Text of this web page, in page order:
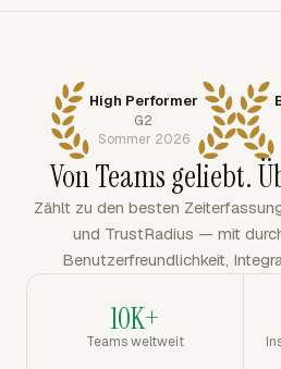
High Performer
G2
Sommer 2026
Von Teams geliebt.
Zählt zu den besten
und TrustRadius — mit
Benutzerfreundlichkeit,
10K+
Teams weltweit